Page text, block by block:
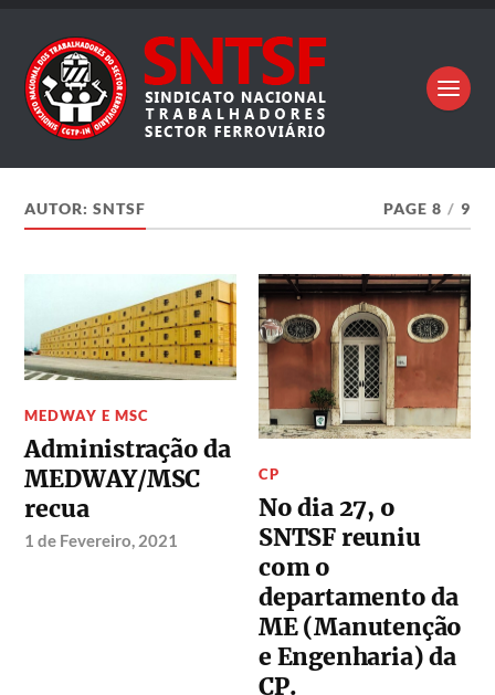
AUTOR:SNTSF PAGE 8 / 9
MEDWAY E MSC
Administração da
MEDWAY/MSC
recua
1 de Fevereiro, 2021
CP
No dia 27, o
SNTSF reuniu
com o
departamento da
ME (Manutenção
e Engenharia) da
CP.